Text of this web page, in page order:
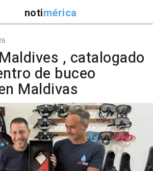
notimérica
, catalogado
de buceo
Maldivas